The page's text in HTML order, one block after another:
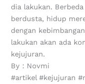
dia lakukan.
berdusta, hidup
dengan
lakukan akan ada
kejujuran.
By : Novmi
#artikel #kejujuran